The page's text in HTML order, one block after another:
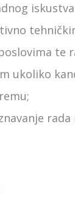
te
ukoliko
rada